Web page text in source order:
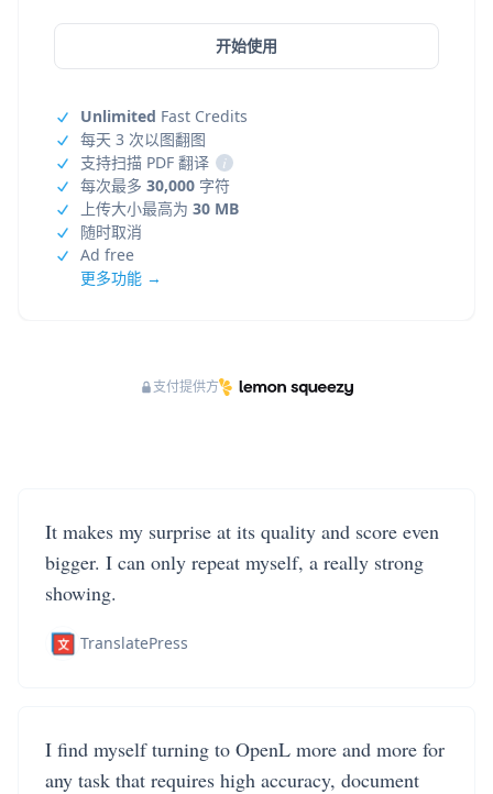
开始使用
Unlimited Fast Credits
每天 3 次以图翻图
支持扫描 PDF 翻译
i
每次最多 30,000 字符
上传大小最高为 30 MB
随时取消
Ad free
更多功能 →
支付提供方
It makes my surprise at its quality and score even
bigger. I can only repeat myself, a really strong
showing.
TranslatePress
I find myself turning to OpenL more and more for
any task that requires high accuracy, document